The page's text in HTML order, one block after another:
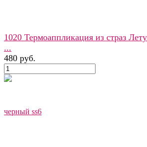
избранное
1020 Термоаппликация из страз
...
480 руб.